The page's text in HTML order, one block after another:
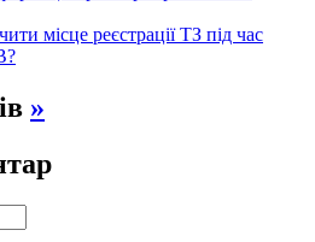
місце реєстрації ТЗ під час
»